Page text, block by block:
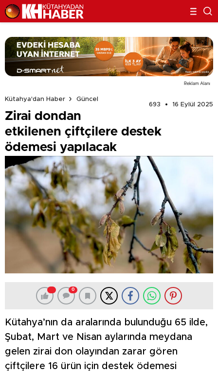
Reklam Alanı
Kütahya'dan Haber
Güncel
693
16 Eylül 2025
Zirai dondan
etkilenen çiftçilere destek
ödemesi yapılacak
0
Kütahya’nın da aralarında bulunduğu 65 ilde,
Şubat, Mart ve Nisan aylarında meydana
gelen zirai don olayından zarar gören
çiftçilere 16 ürün için destek ödemesi